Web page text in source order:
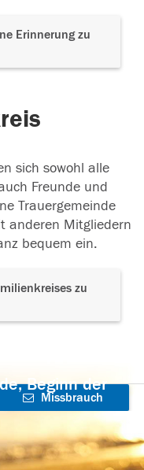
Erinnerung zu
sich sowohl alle
Freunde und
Trauergemeinde
anderen Mitgliedern
bequem ein.
zu
Beginn der
Missbrauch